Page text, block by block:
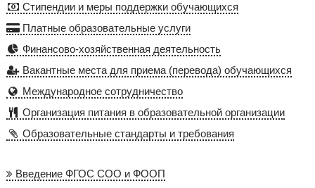
Стипендии и меры поддержки обучающихся
Платные образовательные услуги
Финансово-хозяйственная деятельность
Вакантные места для приема (перевода) обучающихся
Международное сотрудничество
Организация питания в образовательной организации
Образовательные стандарты и требования
Введение ФГОС СОО и ФООП